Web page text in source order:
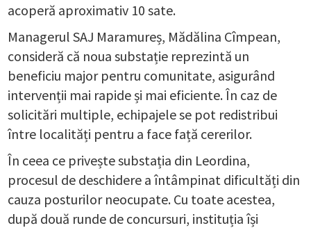
acoperă aproximativ 10 sate.
Managerul SAJ Maramureș, Mădălina Cîmpean,
consideră că noua substație reprezintă un
beneficiu major pentru comunitate, asigurând
intervenții mai rapide și mai eficiente. În caz de
solicitări multiple, echipajele se pot redistribui
între localități pentru a face față cererilor.
În ceea ce privește substația din Leordina,
procesul de deschidere a întâmpinat dificultăți din
cauza posturilor neocupate. Cu toate acestea,
după două runde de concursuri, instituția își